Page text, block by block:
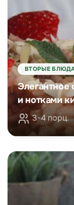
ВТОРЫЕ
Элегантное
и нотками
3-4 порц.